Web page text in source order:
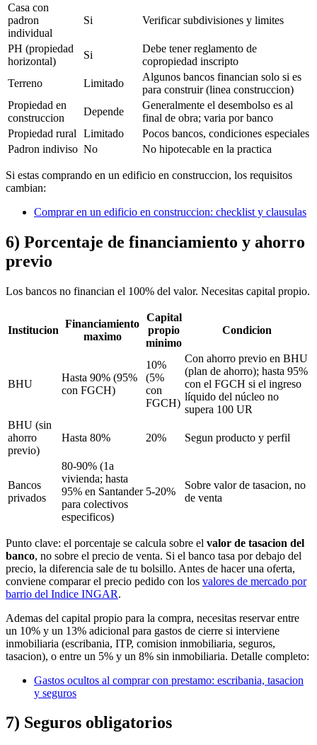
Casa con
padron
individual
Si Verificar subdivisiones y limites
PH (propiedad
horizontal)
Si
Debe tener reglamento de
copropiedad inscripto
Terreno
Limitado
Algunos bancos financian solo si es
para construir (linea construccion)
Propiedad en
construccion
Depende
Generalmente el desembolso es al
final de obra; varia por banco
Propiedad rural
Limitado
Pocos bancos, condiciones especiales
Padron indiviso No No hipotecable en la practica
Si estas comprando en un edificio en construccion, los requisitos
cambian:
Comprar en un edificio en construccion: checklist y clausulas
6) Porcentaje de financiamiento y ahorro
previo
Los bancos no financian el 100% del valor. Necesitas capital propio.
Institucion
Financiamiento
maximo
Capital
propio
minimo
Condicion
BHU
Hasta 90% (95%
con FGCH)
10%
(5%
con
FGCH)
Con ahorro previo en BHU
(plan de ahorro); hasta 95%
con el FGCH si el ingreso
líquido del núcleo no
supera 100 UR
BHU (sin
ahorro
previo)
Hasta 80% 20% Segun producto y perfil
Bancos
privados
80-90% (1a
vivienda; hasta
95% en Santander
para colectivos
especificos)
5-20%
Sobre valor de tasacion, no
de venta
Punto clave: el porcentaje se calcula sobre el valor de tasacion del
banco, no sobre el precio de venta. Si el banco tasa por debajo del
precio, la diferencia sale de tu bolsillo. Antes de hacer una oferta,
conviene comparar el precio pedido con los valores de mercado por
barrio del Indice INGAR.
Ademas del capital propio para la compra, necesitas reservar entre
un 10% y un 13% adicional para gastos de cierre si interviene
inmobiliaria (escribania, ITP, comision inmobiliaria, seguros,
tasacion), o entre un 5% y un 8% sin inmobiliaria. Detalle completo:
Gastos ocultos al comprar con prestamo: escribania, tasacion
y seguros
7) Seguros obligatorios